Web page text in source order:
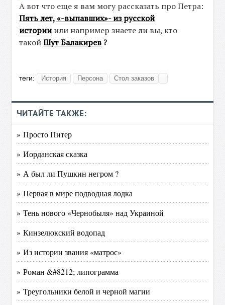
А вот что еще я вам могу рассказать про Петра:
Пять лет, «-выпавших»- из русской
истории или например знаете ли вы, кто
такой Шут Балакирев ?
теги: История Персона Стол заказов
ЧИТАЙТЕ ТАКЖЕ:
» Просто Питер
» Иорданская сказка
» А был ли Пушкин негром ?
» Первая в мире подводная лодка
» Тень нового «Чернобыля» над Украиной
» Кинзелюкский водопад
» Из истории звания «матрос»
» Роман &#8212; липограмма
» Треугольники белой и черной магии